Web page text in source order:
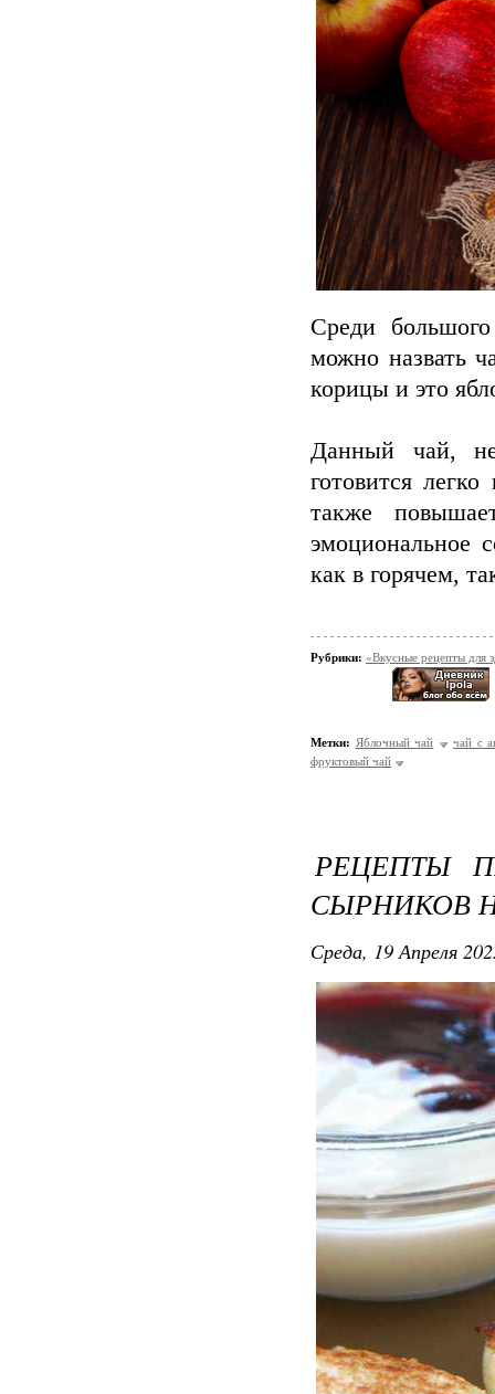
Среди
можно назвать
корицы и это
Данный чай,
готовится
также
эмоциональное
как в горячем,
Рубрики: «Вкусные рецепты для
Метки: Яблочный чай
чай с
фруктовый чай
РЕЦЕПТЫ
СЫРНИКОВ
Среда, 19 Апреля